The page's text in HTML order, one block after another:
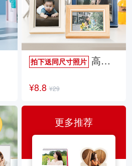
拍下送同尺寸照片高档欧式相框
¥8.8 ¥29
更多推荐